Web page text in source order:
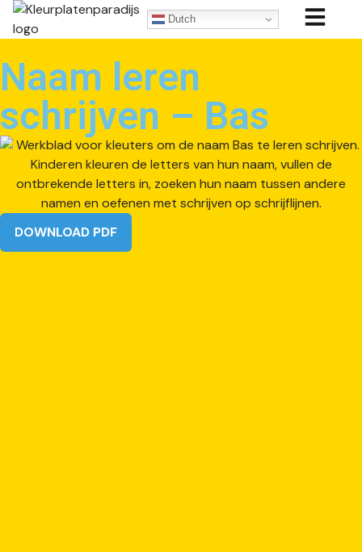
Dutch
Naam leren
schrijven – Bas
DOWNLOAD PDF